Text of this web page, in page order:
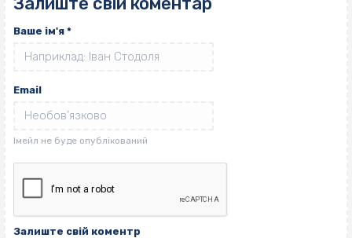
Ваше ім'я *
Email
Залиште свій коментр